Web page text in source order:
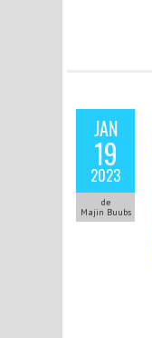
JAN
19
2023
de
Majin Buubs